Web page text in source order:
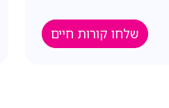
וגיוס
הזדמנויות עסקיות.
פתרונות טכנולוגיים
שלחו קורות חיים